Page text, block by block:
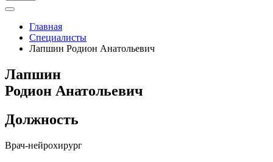
Главная
Специалисты
Лапшин Родион Анатольевич
Лапшин
Родион Анатольевич
Должность
Врач-нейрохирург